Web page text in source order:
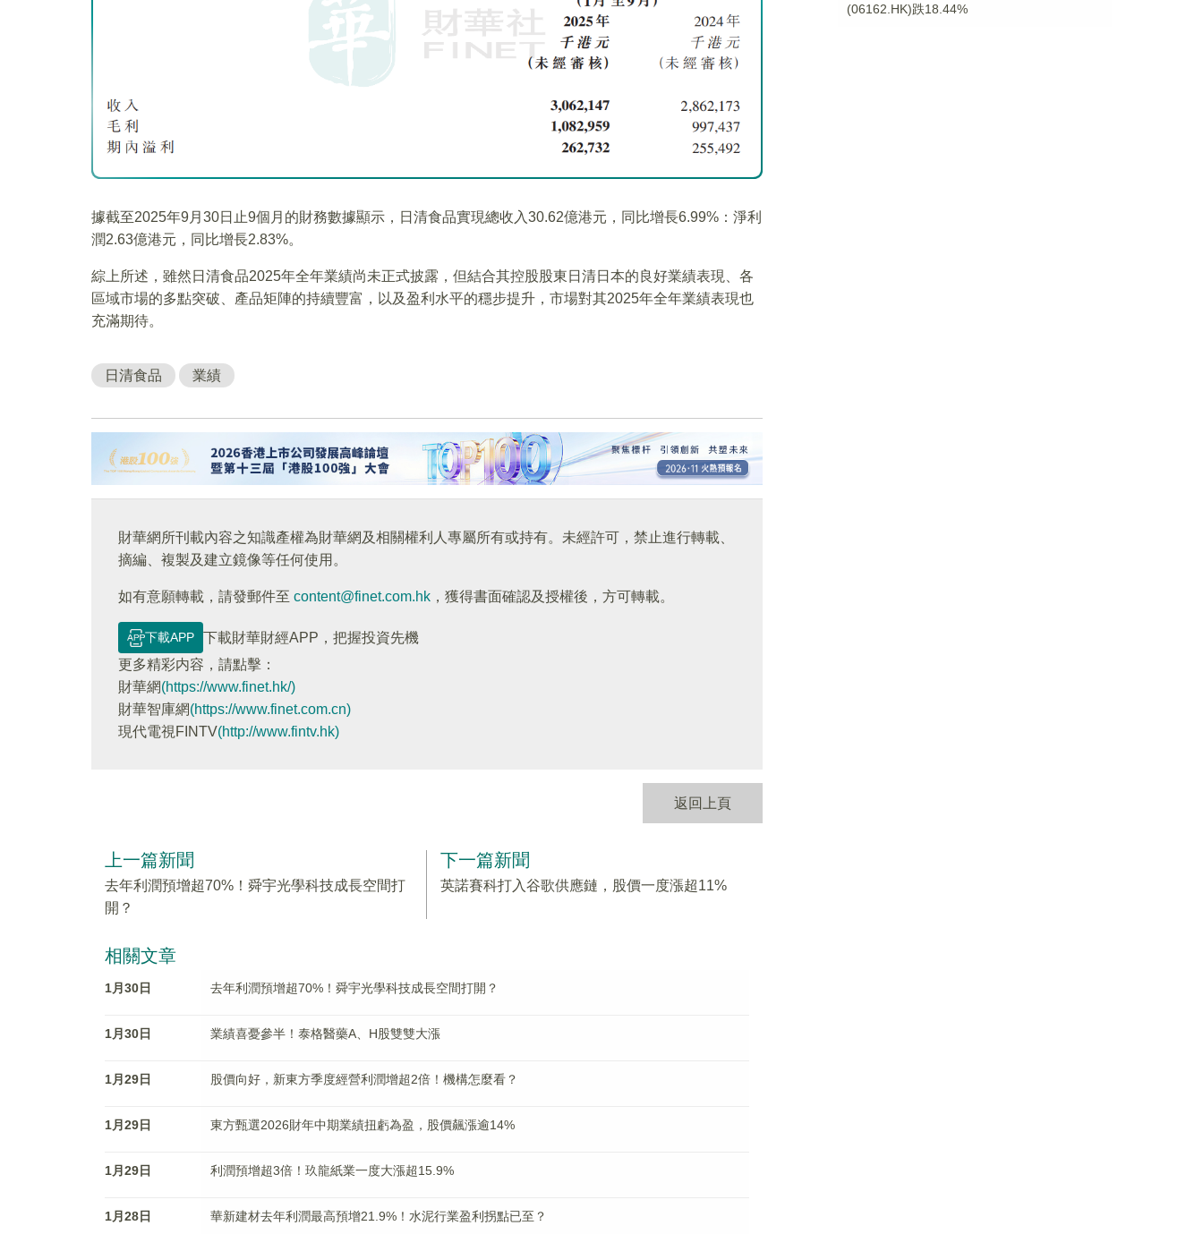
據截至2025年9月30日止9個月的財務數據顯示，日清食品實現總收入30.62億港元，同比增長6.99%：淨利
潤2.63億港元，同比增長2.83%。
綜上所述，雖然日清食品2025年全年業績尚未正式披露，但結合其控股股東日清日本的良好業績表現、各
區域市場的多點突破、產品矩陣的持續豐富，以及盈利水平的穩步提升，市場對其2025年全年業績表現也
充滿期待。
日清食品 業績
財華網所刊載內容之知識產權為財華網及相關權利人專屬所有或持有。未經許可，禁止進行轉載、
摘編、複製及建立鏡像等任何使用。
如有意願轉載，請發郵件至 content@finet.com.hk ，獲得書面確認及授權後，方可轉載。
下載APP
下載財華財經APP，把握投資先機
更多精彩内容，請點擊：
財華網(https://www.finet.hk/)
財華智庫網(https://www.finet.com.cn)
現代電視FINTV(http://www.fintv.hk)
返回上頁
上一篇新聞
去年利潤預增超70%！舜宇光學科技成長空間打
開？
下一篇新聞
英諾賽科打入谷歌供應鏈，股價一度漲超11%
相關文章
1月30日 去年利潤預增超70%！舜宇光學科技成長空間打開？
1月30日 業績喜憂參半！泰格醫藥A、H股雙雙大漲
1月29日 股價向好，新東方季度經營利潤增超2倍！機構怎麼看？
1月29日 東方甄選2026財年中期業績扭虧為盈，股價飆漲逾14%
1月29日 利潤預增超3倍！玖龍紙業一度大漲超15.9%
1月28日 華新建材去年利潤最高預增21.9%！水泥行業盈利拐點已至？
(06162.HK)跌18.44%